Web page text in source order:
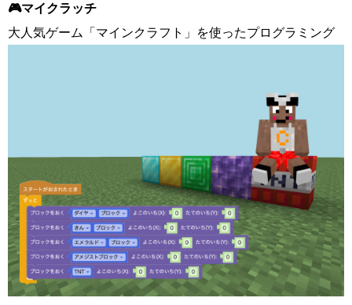
🎮マイクラッチ
大人気ゲーム「マインクラフト」を使ったプログラミング